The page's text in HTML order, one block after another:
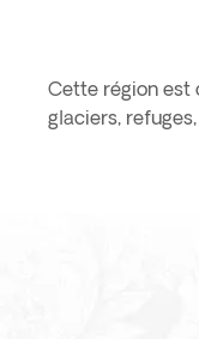
Cette région est
glaciers,